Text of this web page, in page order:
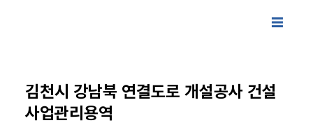
김천시 강남북 연결도로 개설공사 건설
사업관리용역